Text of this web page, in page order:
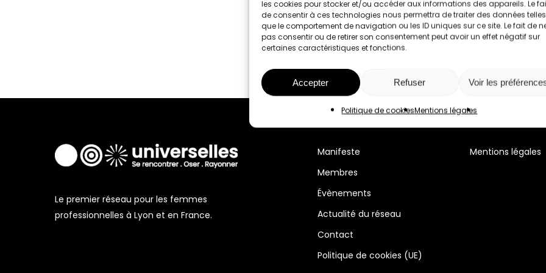
les cookies pour stocker et/ou accéder aux informations des appareils. Le
de consentir à ces technologies nous permettra de traiter des données telles
que le comportement de navigation ou les ID uniques sur ce site. Le fait de
pas consentir ou de retirer son consentement peut avoir un effet négatif sur
certaines caractéristiques et fonctions.
Accepter Refuser Voir les
Politique de cookiesMentions légales
Le premier réseau pour les femmes
professionnelles à Lyon et en France.
Manifeste
Membres
Évènements
Actualité du réseau
Contact
Politique de cookies (UE)
Mentions légales